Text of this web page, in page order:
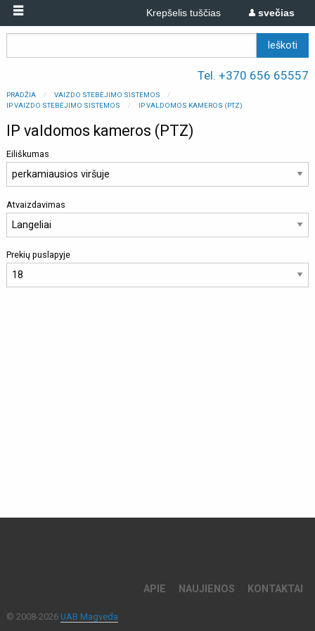
svečias
Krepšelis tuščias
Tel. +370 656 65557
PRADŽIA
VAIZDO STEBĖJIMO SISTEMOS
IP VAIZDO STEBĖJIMO SISTEMOS
IP VALDOMOS KAMEROS (PTZ)
IP valdomos kameros (PTZ)
Eiliškumas
Atvaizdavimas
Prekių puslapyje
APIE NAUJIENOS KONTAKTAI
© 2008-2026 UAB Magveda